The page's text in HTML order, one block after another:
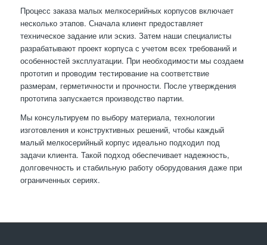
Процесс заказа малых мелкосерийных корпусов включает
несколько этапов. Сначала клиент предоставляет
техническое задание или эскиз. Затем наши специалисты
разрабатывают проект корпуса с учетом всех требований и
особенностей эксплуатации. При необходимости мы создаем
прототип и проводим тестирование на соответствие
размерам, герметичности и прочности. После утверждения
прототипа запускается производство партии.
Мы консультируем по выбору материала, технологии
изготовления и конструктивных решений, чтобы каждый
малый мелкосерийный корпус идеально подходил под
задачи клиента. Такой подход обеспечивает надежность,
долговечность и стабильную работу оборудования даже при
ограниченных сериях.